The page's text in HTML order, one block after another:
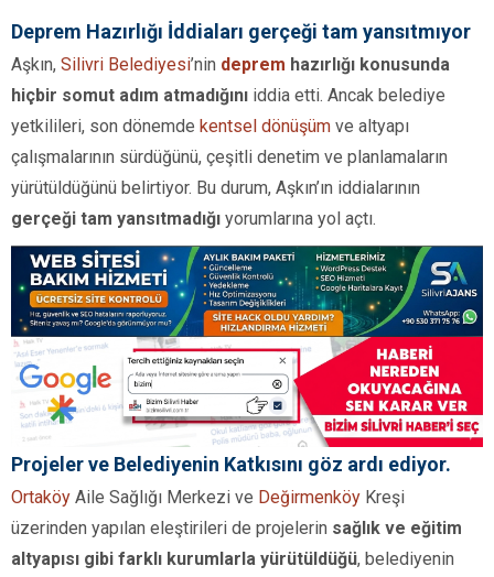
Deprem Hazırlığı İddiaları gerçeği tam yansıtmıyor
Aşkın, Silivri Belediyesi’nin deprem hazırlığı konusunda
hiçbir somut adım atmadığını iddia etti. Ancak belediye
yetkilileri, son dönemde kentsel dönüşüm ve altyapı
çalışmalarının sürdüğünü, çeşitli denetim ve planlamaların
yürütüldüğünü belirtiyor. Bu durum, Aşkın’ın iddialarının
gerçeği tam yansıtmadığı yorumlarına yol açtı.
Projeler ve Belediyenin Katkısını göz ardı ediyor.
Ortaköy Aile Sağlığı Merkezi ve Değirmenköy Kreşi
üzerinden yapılan eleştirileri de projelerin sağlık ve eğitim
altyapısı gibi farklı kurumlarla yürütüldüğü, belediyenin